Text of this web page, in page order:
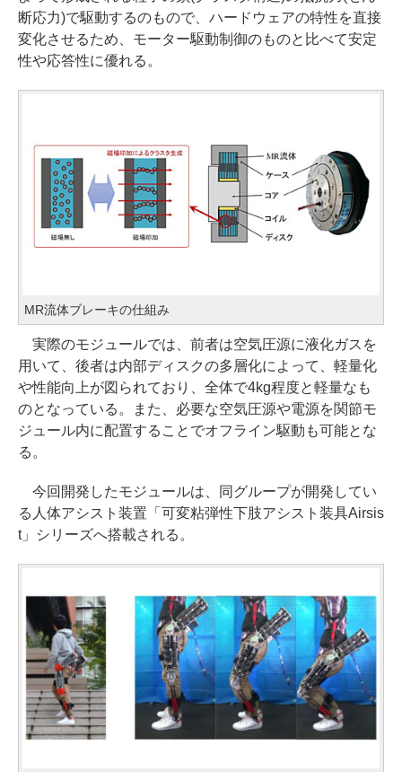
断応力)で駆動するのもので、ハードウェアの特性を直接
変化させるため、モーター駆動制御のものと比べて安定
性や応答性に優れる。
MR流体ブレーキの仕組み
実際のモジュールでは、前者は空気圧源に液化ガスを
用いて、後者は内部ディスクの多層化によって、軽量化
や性能向上が図られており、全体で4kg程度と軽量なも
のとなっている。また、必要な空気圧源や電源を関節モ
ジュール内に配置することでオフライン駆動も可能とな
る。
今回開発したモジュールは、同グループが開発してい
る人体アシスト装置「可変粘弾性下肢アシスト装具Airsis
t」シリーズへ搭載される。